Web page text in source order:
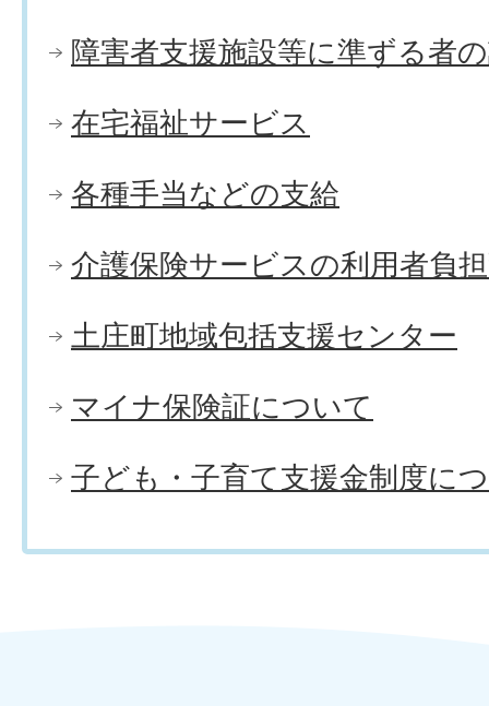
障害者支援施設等に準ずる者
在宅福祉サービス
各種手当などの支給
介護保険サービスの利用者負
土庄町地域包括支援センター
マイナ保険証について
子ども・子育て支援金制度に